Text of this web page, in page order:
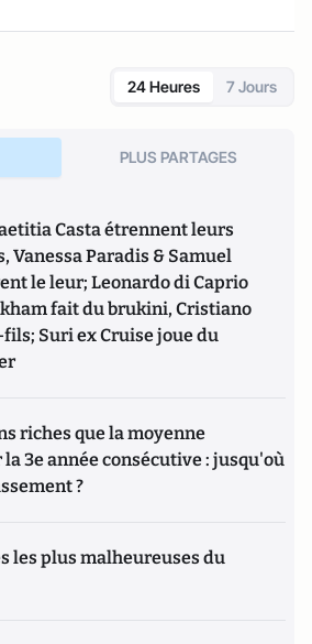
24 Heures 7 Jours
PLUS PARTAGES
Casta étrennent leurs
Vanessa Paradis & Samuel
le leur; Leonardo di Caprio
fait du brukini, Cristiano
Suri ex Cruise joue du
riches que la moyenne
3e année consécutive : jusqu'où
?
les plus malheureuses du